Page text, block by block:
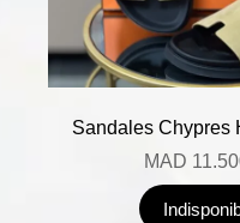
Sandales Chypres
MAD